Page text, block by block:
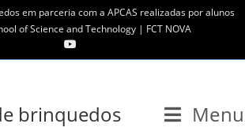
em parceria com a APCAS realizadas por alunos
of Science and Technology | FCT NOVA
brinquedos Menu